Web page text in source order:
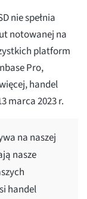
nie spełnia
notowanej na
platform
Pro,
handel
marca 2023 r.
na naszej
nasze
handel